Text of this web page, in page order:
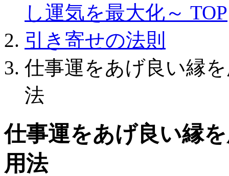
し運気を最大化～ TOP
引き寄せの法則
仕事運をあげ良い縁
法
仕事運をあげ良い縁
用法